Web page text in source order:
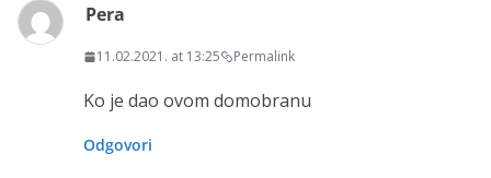
Pera
11.02.2021. at 13:25 Permalink
Ko je dao ovom domobranu
Odgovori